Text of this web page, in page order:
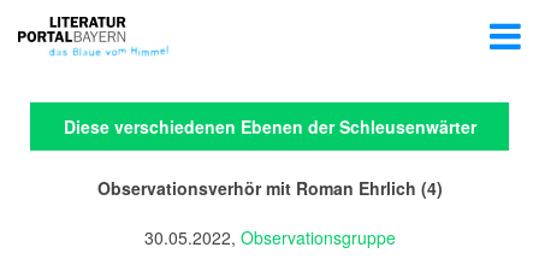
Diese verschiedenen Ebenen der Schleusenwärter
Observationsverhör mit Roman Ehrlich (4)
30.05.2022, Observationsgruppe